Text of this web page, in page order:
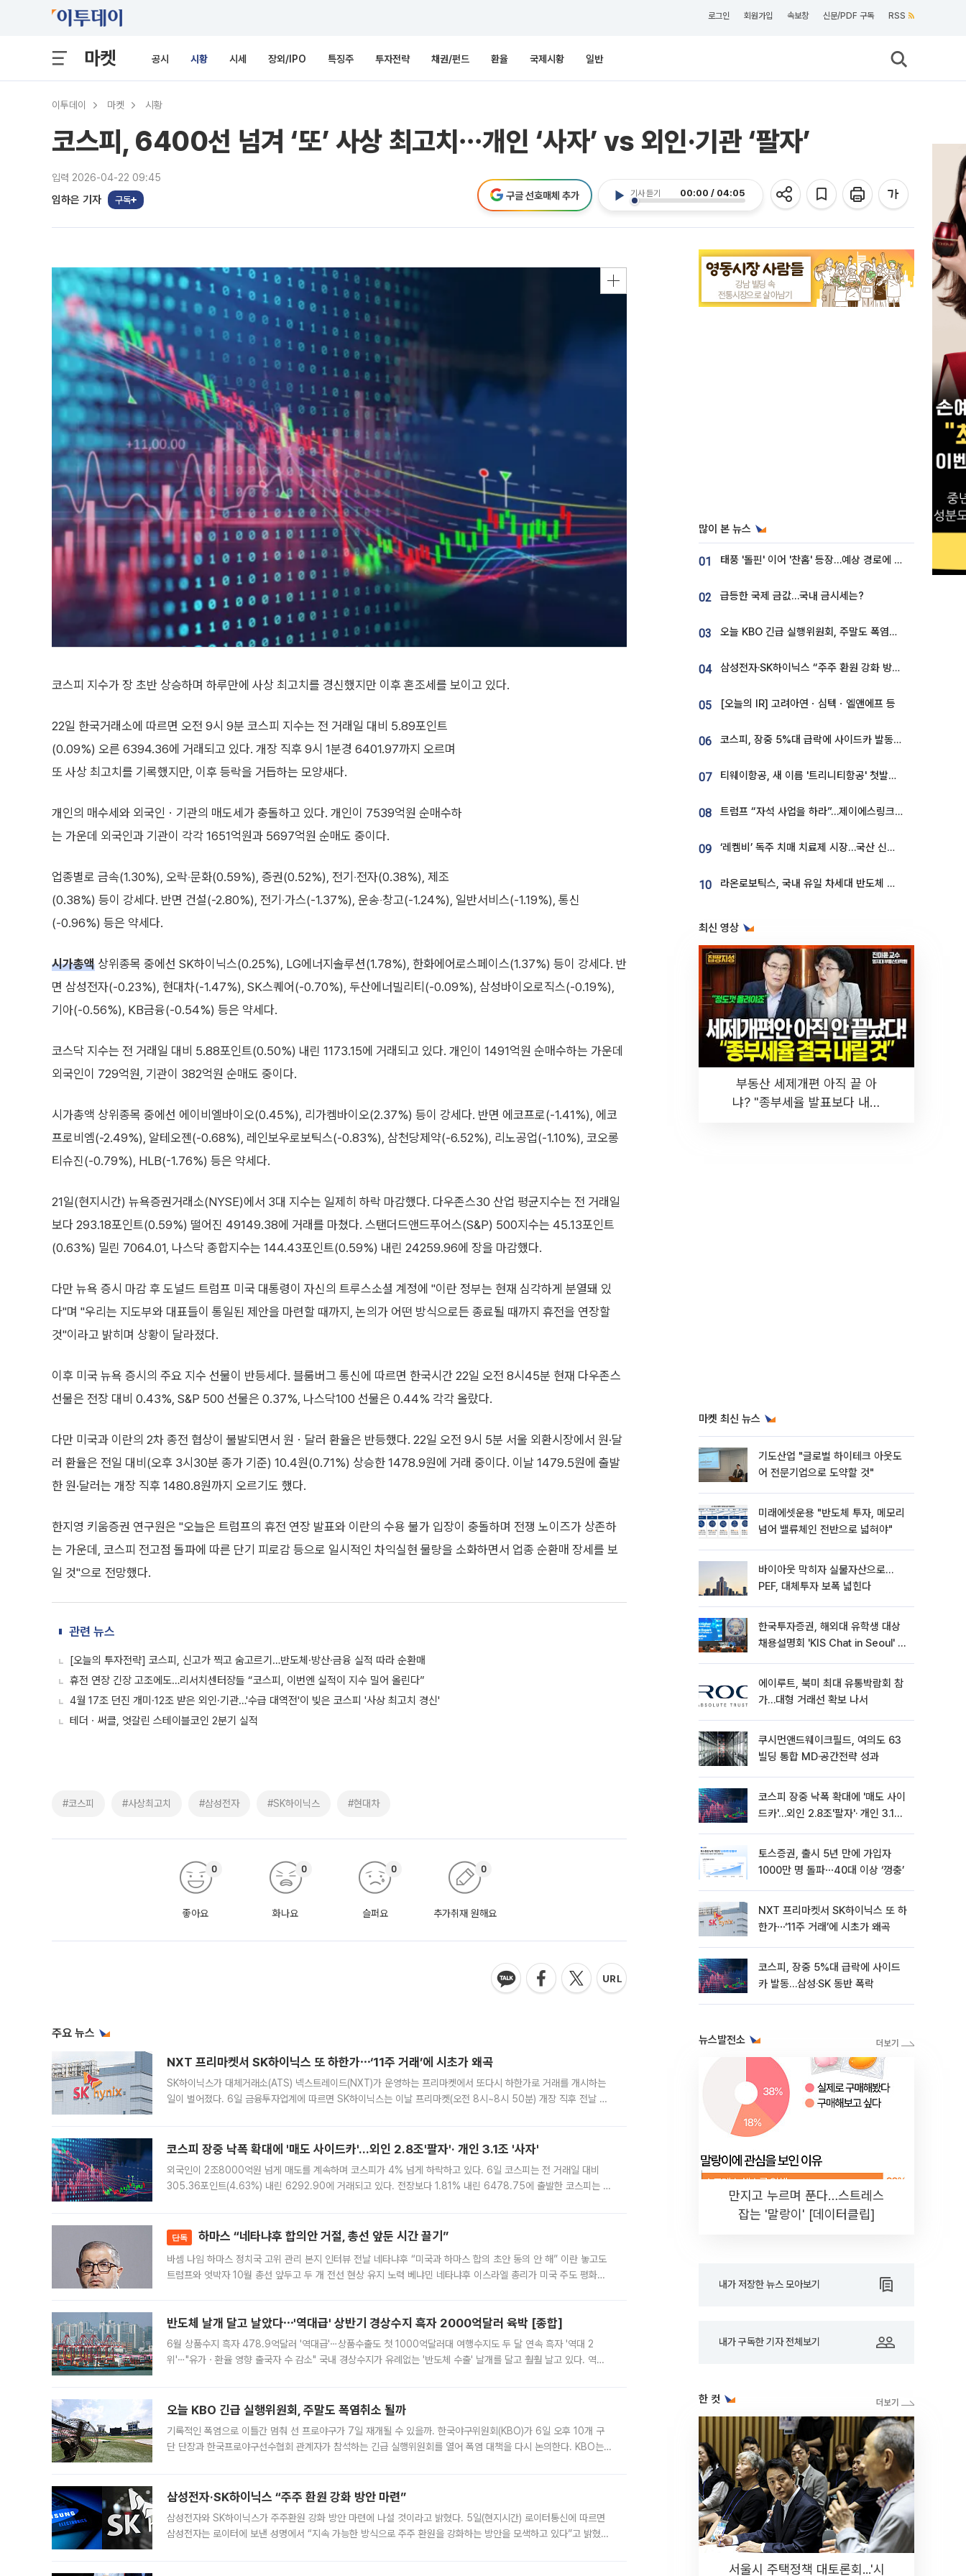
로그인 회원가입 속보창 신문/PDF 구독 RSS
마켓 공시 시황 시세 장외/IPO 특징주 투자전략 채권/펀드 환율 국제시황 일반
이투데이 마켓 시황
코스피, 6400선 넘겨 ‘또’ 사상 최고치⋯개인 ‘사자’ vs 외인·기관 ‘팔자’
입력 2026-04-22 09:45
임하은 기자 구독
기사 듣기 00:00 / 04:05
구글 선호매체 추가
코스피 지수가 장 초반 상승하며 하루만에 사상 최고치를 경신했지만 이후 혼조세를 보이고 있다.
22일 한국거래소에 따르면 오전 9시 9분 코스피 지수는 전 거래일 대비 5.89포인트
(0.09%) 오른 6394.36에 거래되고 있다. 개장 직후 9시 1분경 6401.97까지 오르며
또 사상 최고치를 기록했지만, 이후 등락을 거듭하는 모양새다.
개인의 매수세와 외국인ㆍ기관의 매도세가 충돌하고 있다. 개인이 7539억원 순매수하
는 가운데 외국인과 기관이 각각 1651억원과 5697억원 순매도 중이다.
업종별로 금속(1.30%), 오락‧문화(0.59%), 증권(0.52%), 전기‧전자(0.38%), 제조
(0.38%) 등이 강세다. 반면 건설(-2.80%), 전기‧가스(-1.37%), 운송‧창고(-1.24%), 일반서비스(-1.19%), 통신
(-0.96%) 등은 약세다.
시가총액 상위종목 중에선 SK하이닉스(0.25%), LG에너지솔루션(1.78%), 한화에어로스페이스(1.37%) 등이 강세다. 반
면 삼성전자(-0.23%), 현대차(-1.47%), SK스퀘어(-0.70%), 두산에너빌리티(-0.09%), 삼성바이오로직스(-0.19%),
기아(-0.56%), KB금융(-0.54%) 등은 약세다.
코스닥 지수는 전 거래일 대비 5.88포인트(0.50%) 내린 1173.15에 거래되고 있다. 개인이 1491억원 순매수하는 가운데
외국인이 729억원, 기관이 382억원 순매도 중이다.
시가총액 상위종목 중에선 에이비엘바이오(0.45%), 리가켐바이오(2.37%) 등이 강세다. 반면 에코프로(-1.41%), 에코
프로비엠(-2.49%), 알테오젠(-0.68%), 레인보우로보틱스(-0.83%), 삼천당제약(-6.52%), 리노공업(-1.10%), 코오롱
티슈진(-0.79%), HLB(-1.76%) 등은 약세다.
21일(현지시간) 뉴욕증권거래소(NYSE)에서 3대 지수는 일제히 하락 마감했다. 다우존스30 산업 평균지수는 전 거래일
보다 293.18포인트(0.59%) 떨어진 49149.38에 거래를 마쳤다. 스탠더드앤드푸어스(S&P) 500지수는 45.13포인트
(0.63%) 밀린 7064.01, 나스닥 종합지수는 144.43포인트(0.59%) 내린 24259.96에 장을 마감했다.
다만 뉴욕 증시 마감 후 도널드 트럼프 미국 대통령이 자신의 트루스소셜 계정에 "이란 정부는 현재 심각하게 분열돼 있
다"며 "우리는 지도부와 대표들이 통일된 제안을 마련할 때까지, 논의가 어떤 방식으로든 종료될 때까지 휴전을 연장할
것"이라고 밝히며 상황이 달라졌다.
이후 미국 뉴욕 증시의 주요 지수 선물이 반등세다. 블룸버그 통신에 따르면 한국시간 22일 오전 8시45분 현재 다우존스
선물은 전장 대비 0.43%, S&P 500 선물은 0.37%, 나스닥100 선물은 0.44% 각각 올랐다.
다만 미국과 이란의 2차 종전 협상이 불발되면서 원ㆍ달러 환율은 반등했다. 22일 오전 9시 5분 서울 외환시장에서 원·달
러 환율은 전일 대비(오후 3시30분 종가 기준) 10.4원(0.71%) 상승한 1478.9원에 거래 중이다. 이날 1479.5원에 출발
한 원·달러는 개장 직후 1480.8원까지 오르기도 했다.
한지영 키움증권 연구원은 "오늘은 트럼프의 휴전 연장 발표와 이란의 수용 불가 입장이 충돌하며 전쟁 노이즈가 상존하
는 가운데, 코스피 전고점 돌파에 따른 단기 피로감 등으로 일시적인 차익실현 물량을 소화하면서 업종 순환매 장세를 보
일 것"으로 전망했다.
관련 뉴스
[오늘의 투자전략] 코스피, 신고가 찍고 숨고르기…반도체·방산·금융 실적 따라 순환매
휴전 연장 긴장 고조에도…리서치센터장들 “코스피, 이번엔 실적이 지수 밀어 올린다”
4월 17조 던진 개미·12조 받은 외인·기관…'수급 대역전'이 빚은 코스피 '사상 최고치 경신'
테더ㆍ써클, 엇갈린 스테이블코인 2분기 실적
#코스피 #사상최고치 #삼성전자 #SK하이닉스 #현대차
좋아요
0
화나요
0
슬퍼요
0
추가취재 원해요
0
주요 뉴스
NXT 프리마켓서 SK하이닉스 또 하한가⋯‘11주 거래’에 시초가 왜곡
SK하이닉스가 대체거래소(ATS) 넥스트레이드(NXT)가 운영하는 프리마켓에서 또다시 하한가로 거래를 개시하는
일이 벌어졌다. 6일 금융투자업계에 따르면 SK하이닉스는 이날 프리마켓(오전 8시~8시 50분) 개장 직후 전날 정
코스피 장중 낙폭 확대에 '매도 사이드카'…외인 2.8조'팔자'· 개인 3.1조 '사자'
외국인이 2조8000억원 넘게 매도를 계속하며 코스피가 4% 넘게 하락하고 있다. 6일 코스피는 전 거래일 대비
305.36포인트(4.63%) 내린 6292.90에 거래되고 있다. 전장보다 1.81% 내린 6478.75에 출발한 코스피는 장
단독 하마스 “네타냐후 합의안 거절, 총선 앞둔 시간 끌기”
바셈 나임 하마스 정치국 고위 관리 본지 인터뷰 전날 네타냐후 “미국과 하마스 합의 초안 동의 안 해” 이란 놓고도
트럼프와 엇박자 10월 총선 앞두고 두 개 전선 현상 유지 노력 베냐민 네타냐후 이스라엘 총리가 미국 주도 평화위
반도체 날개 달고 날았다⋯'역대급' 상반기 경상수지 흑자 2000억달러 육박 [종합]
6월 상품수지 흑자 478.9억달러 '역대급'⋯상품수출도 첫 1000억달러대 여행수지도 두 달 연속 흑자 '역대 2
위'⋯"유가ㆍ환율 영향 출국자 수 감소" 국내 경상수지가 유례없는 '반도체 수출' 날개를 달고 훨훨 날고 있다. 역대
오늘 KBO 긴급 실행위원회, 주말도 폭염취소 될까
기록적인 폭염으로 이틀간 멈춰 선 프로야구가 7일 재개될 수 있을까. 한국야구위원회(KBO)가 6일 오후 10개 구
단 단장과 한국프로야구선수협회 관계자가 참석하는 긴급 실행위원회를 열어 폭염 대책을 다시 논의한다. KBO는
삼성전자·SK하이닉스 “주주 환원 강화 방안 마련”
삼성전자와 SK하이닉스가 주주환원 강화 방안 마련에 나설 것이라고 밝혔다. 5일(현지시간) 로이터통신에 따르면
삼성전자는 로이터에 보낸 성명에서 “지속 가능한 방식으로 주주 환원을 강화하는 방안을 모색하고 있다”고 밝혔다.
많이 본 뉴스
01 태풍 '돌핀' 이어 '찬홈' 등장…예상 경로에 한국 '한숨'
02 급등한 국제 금값…국내 금시세는?
03 오늘 KBO 긴급 실행위원회, 주말도 폭염취소 될까
04 삼성전자·SK하이닉스 “주주 환원 강화 방안 마련”
05 [오늘의 IR] 고려아연ㆍ심텍ㆍ엘앤에프 등
06 코스피, 장중 5%대 급락에 사이드카 발동…삼성·SK 동반 폭락
07 티웨이항공, 새 이름 '트리니티항공' 첫발…SSC 전략 본격화
08 트럼프 “자석 사업을 하라”…제이에스링크, 비중국 영구자석 공급망 구축 속도
09 ‘레켐비’ 독주 치매 치료제 시장…국산 신약 등장하나
10 라온로보틱스, 국내 유일 차세대 반도체 공정 로봇 개발 ‘고객사 테스트 진행’
최신 영상
부동산 세제개편 아직 끝 아
냐? "종부세율 발표보다 내릴
마켓 최신 뉴스
기도산업 "글로벌 하이테크 아웃도
어 전문기업으로 도약할 것"
미래에셋운용 "반도체 투자, 메모리
넘어 밸류체인 전반으로 넓혀야"
바이아웃 막히자 실물자산으로…
PEF, 대체투자 보폭 넓힌다
한국투자증권, 해외대 유학생 대상
채용설명회 'KIS Chat in Seoul' 개
에이루트, 북미 최대 유통박람회 참
가…대형 거래선 확보 나서
쿠시먼앤드웨이크필드, 여의도 63
빌딩 통합 MD·공간전략 성과
코스피 장중 낙폭 확대에 '매도 사이
드카'…외인 2.8조'팔자'· 개인 3.1조
토스증권, 출시 5년 만에 가입자
1000만 명 돌파⋯40대 이상 ‘껑충’
NXT 프리마켓서 SK하이닉스 또 하
한가⋯‘11주 거래’에 시초가 왜곡
코스피, 장중 5%대 급락에 사이드
카 발동…삼성·SK 동반 폭락
뉴스발전소
만지고 누르며 푼다…스트레스
잡는 '말랑이' [데이터클립]
내가 저장한 뉴스 모아보기
내가 구독한 기자 전체보기
한 컷
서울시 주택정책 대토론회...'시